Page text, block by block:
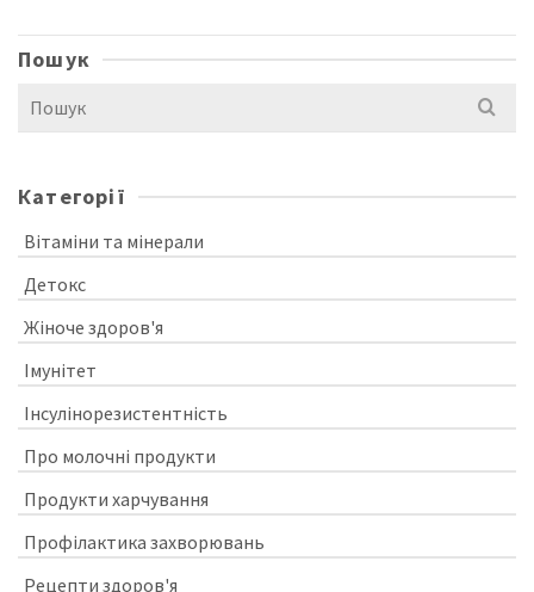
Пошук
Search
for:
Категорії
Вітаміни та мінерали
Детокс
Жіноче здоров'я
Імунітет
Інсулінорезистентність
Про молочні продукти
Продукти харчування
Профілактика захворювань
Рецепти здоров'я